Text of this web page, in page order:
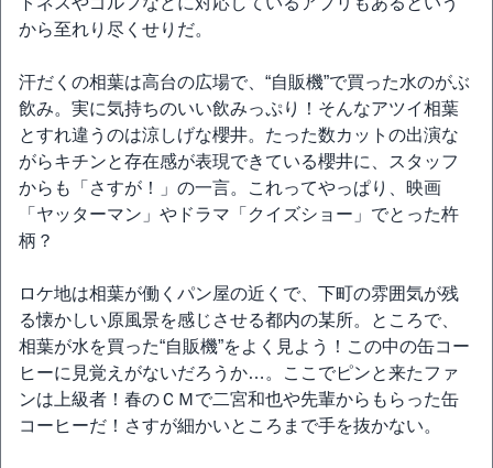
から至れり尽くせりだ。
汗だくの相葉は高台の広場で、“自販機”で買った水のがぶ
飲み。実に気持ちのいい飲みっぷり！そんなアツイ相葉
とすれ違うのは涼しげな櫻井。たった数カットの出演な
がらキチンと存在感が表現できている櫻井に、スタッフ
からも「さすが！」の一言。これってやっぱり、映画
「ヤッターマン」やドラマ「クイズショー」でとった杵
柄？
ロケ地は相葉が働くパン屋の近くで、下町の雰囲気が残
る懐かしい原風景を感じさせる都内の某所。ところで、
相葉が水を買った“自販機”をよく見よう！この中の缶コー
ヒーに見覚えがないだろうか…。ここでピンと来たファ
ンは上級者！春のＣＭで二宮和也や先輩からもらった缶
コーヒーだ！さすが細かいところまで手を抜かない。